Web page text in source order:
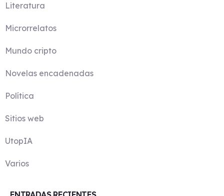
Literatura
Microrrelatos
Mundo cripto
Novelas encadenadas
Política
Sitios web
UtopIA
Varios